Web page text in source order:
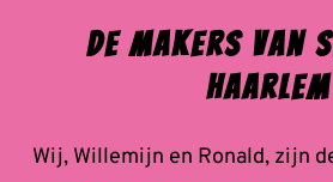
De Makers van
Haarlem
Wij, Willemijn en Ronald, zijn